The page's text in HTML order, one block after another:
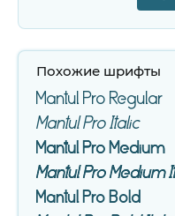
Похожие шрифты
Mantul Pro Regular
Mantul Pro Italic
Mantul Pro Medium
Mantul Pro Medium
Mantul Pro Bold